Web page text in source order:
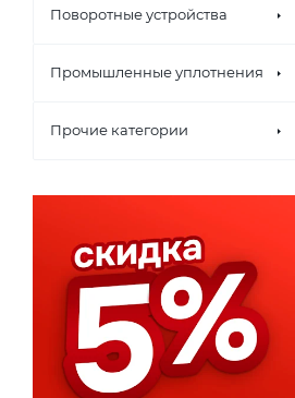
Поворотные устройства
Промышленные уплотнения
Прочие категории